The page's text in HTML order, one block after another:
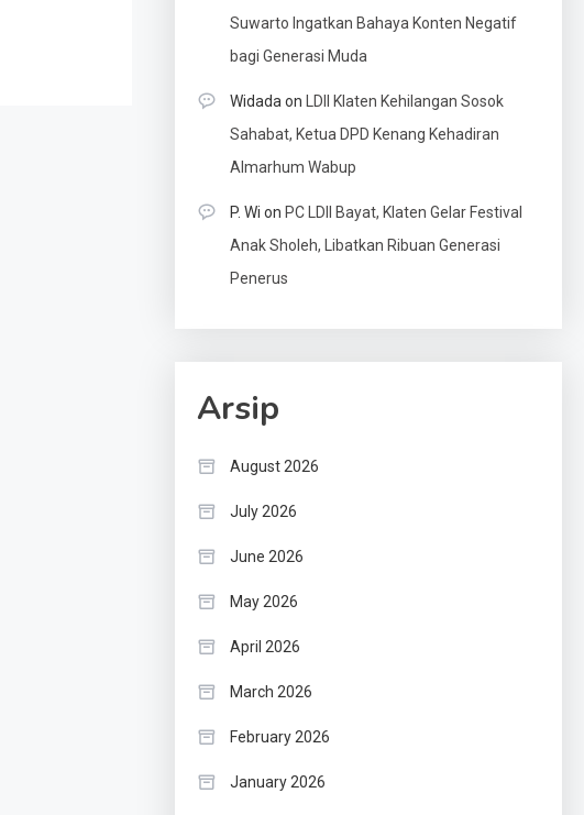
Suwarto Ingatkan Bahaya Konten Negatif
bagi Generasi Muda
Widada on
LDII Klaten Kehilangan Sosok
Sahabat, Ketua DPD Kenang Kehadiran
Almarhum Wabup
P. Wi on PC LDII Bayat, Klaten Gelar Festival
Anak Sholeh, Libatkan Ribuan Generasi
Penerus
Arsip
August 2026
July 2026
June 2026
May 2026
April 2026
March 2026
February 2026
January 2026